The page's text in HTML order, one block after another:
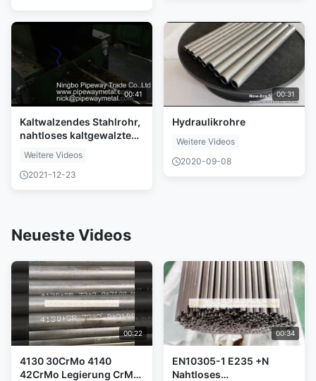
00:41
Kaltwalzendes Stahlrohr,
nahtloses kaltgewalztes
Weitere Videos
2021-12-23
00:31
Hydraulikrohre
Weitere Videos
2020-09-08
Neueste Videos
00:22
4130 30CrMo 4140
42CrMo Legierung CrMo
00:34
EN10305-1 E235 +N
Nahtloses